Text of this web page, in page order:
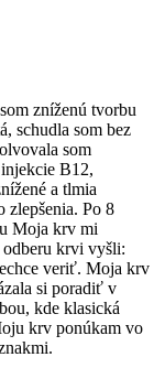
zníženú tvorbu
schudla som bez
som
B12,
a tlmia
zlepšenia. Po 8
Moja krv mi
krvi vyšli:
veriť. Moja krv
si poradiť v
kde klasická
krv ponúkam vo